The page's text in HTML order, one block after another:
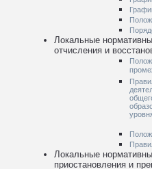
Локальные
отчисления и
Локальные
приостановления и